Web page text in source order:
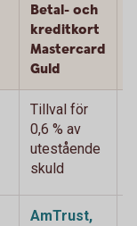
Betal- och
kreditkort
Mastercard
Guld
Tillval för
0,6 % av
utestående
skuld
AmTrust,